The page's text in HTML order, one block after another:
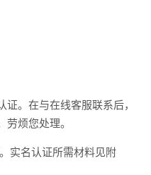
。在与在线客服联系后，
烦您处理。
实名认证所需材料见附